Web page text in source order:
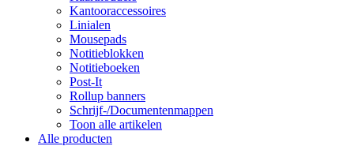
Kantooraccessoires
Linialen
Mousepads
Notitieblokken
Notitieboeken
Post-It
Rollup banners
Schrijf-/Documentenmappen
Toon alle artikelen
Alle producten